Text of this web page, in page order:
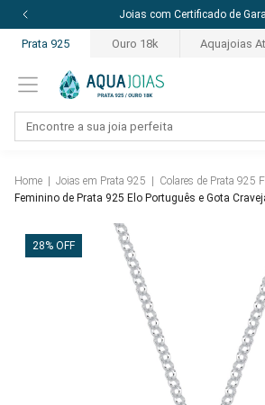
Joias com Certificado de
Prata 925 Ouro 18k Aquajoias
Home Joias em Prata 925 Colares de Prata 925
Feminino de Prata 925 Elo Português e Gota
28% OFF